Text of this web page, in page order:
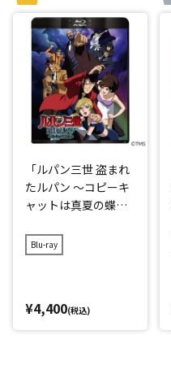
「ルパン三世 盗まれ
たルパン ～コピーキ
ャットは真夏の蝶
Blu-ray
¥4,400(税込)